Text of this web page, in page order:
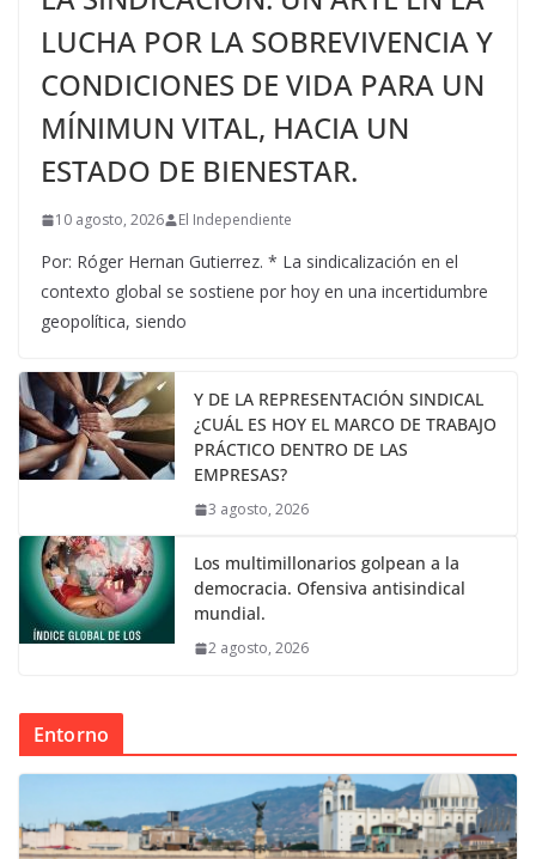
LUCHA POR LA SOBREVIVENCIA Y
CONDICIONES DE VIDA PARA UN
MÍNIMUN VITAL, HACIA UN
ESTADO DE BIENESTAR.
10 agosto, 2026 El Independiente
Por: Róger Hernan Gutierrez. * La sindicalización en el
contexto global se sostiene por hoy en una incertidumbre
geopolítica, siendo
Y DE LA REPRESENTACIÓN SINDICAL
¿CUÁL ES HOY EL MARCO DE TRABAJO
PRÁCTICO DENTRO DE LAS
EMPRESAS?
3 agosto, 2026
Los multimillonarios golpean a la
democracia. Ofensiva antisindical
mundial.
2 agosto, 2026
Entorno